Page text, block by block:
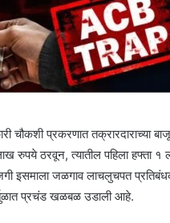
चौकशी प्रकरणात तक्रारदाराच्या
रुपये ठरवून, त्यातील पहिला हफ्ता
इसमाला जळगाव लाचलुचपत
प्रचंड खळबळ उडाली आहे.